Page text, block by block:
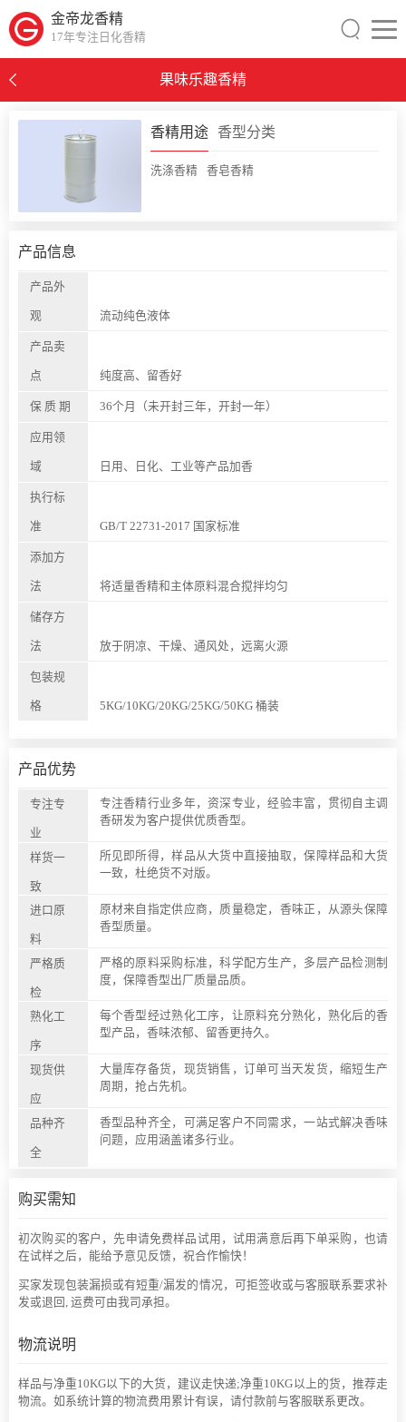
金帝龙香精
17年专注日化香精
果味乐趣香精
香精用途 香型分类
洗涤香精 香皂香精
产品信息
产品外
观 流动纯色液体
产品卖
点 纯度高、留香好
保 质 期 36个月（未开封三年，开封一年）
应用领
域 日用、日化、工业等产品加香
执行标
准 GB/T 22731-2017 国家标准
添加方
法 将适量香精和主体原料混合搅拌均匀
储存方
法 放于阴凉、干燥、通风处，远离火源
包装规
格 5KG/10KG/20KG/25KG/50KG 桶装
产品优势
专注专
业
专注香精行业多年，资深专业，经验丰富，贯彻自主调
香研发为客户提供优质香型。
样货一
致
所见即所得，样品从大货中直接抽取，保障样品和大货
一致，杜绝货不对版。
进口原
料
原材来自指定供应商，质量稳定，香味正，从源头保障
香型质量。
严格质
检
严格的原料采购标准，科学配方生产，多层产品检测制
度，保障香型出厂质量品质。
熟化工
序
每个香型经过熟化工序，让原料充分熟化，熟化后的香
型产品，香味浓郁、留香更持久。
现货供
应
大量库存备货，现货销售，订单可当天发货，缩短生产
周期，抢占先机。
品种齐
全
香型品种齐全，可满足客户不同需求，一站式解决香味
问题，应用涵盖诸多行业。
购买需知
初次购买的客户，先申请免费样品试用，试用满意后再下单采购，也请
在试样之后，能给予意见反馈，祝合作愉快！
买家发现包装漏损或有短重/漏发的情况，可拒签收或与客服联系要求补
发或退回, 运费可由我司承担。
物流说明
样品与净重10KG以下的大货，建议走快递;净重10KG以上的货，推荐走
物流。如系统计算的物流费用累计有误，请付款前与客服联系更改。